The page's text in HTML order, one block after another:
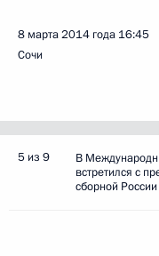
8 марта 2014 года 16:45
Сочи
5 из 9
В
встретился с
сборной